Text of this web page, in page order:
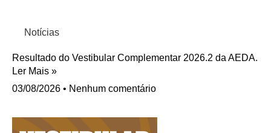
Notícias
Resultado do Vestibular Complementar 2026.2 da AEDA.
Ler Mais »
03/08/2026
Nenhum comentário